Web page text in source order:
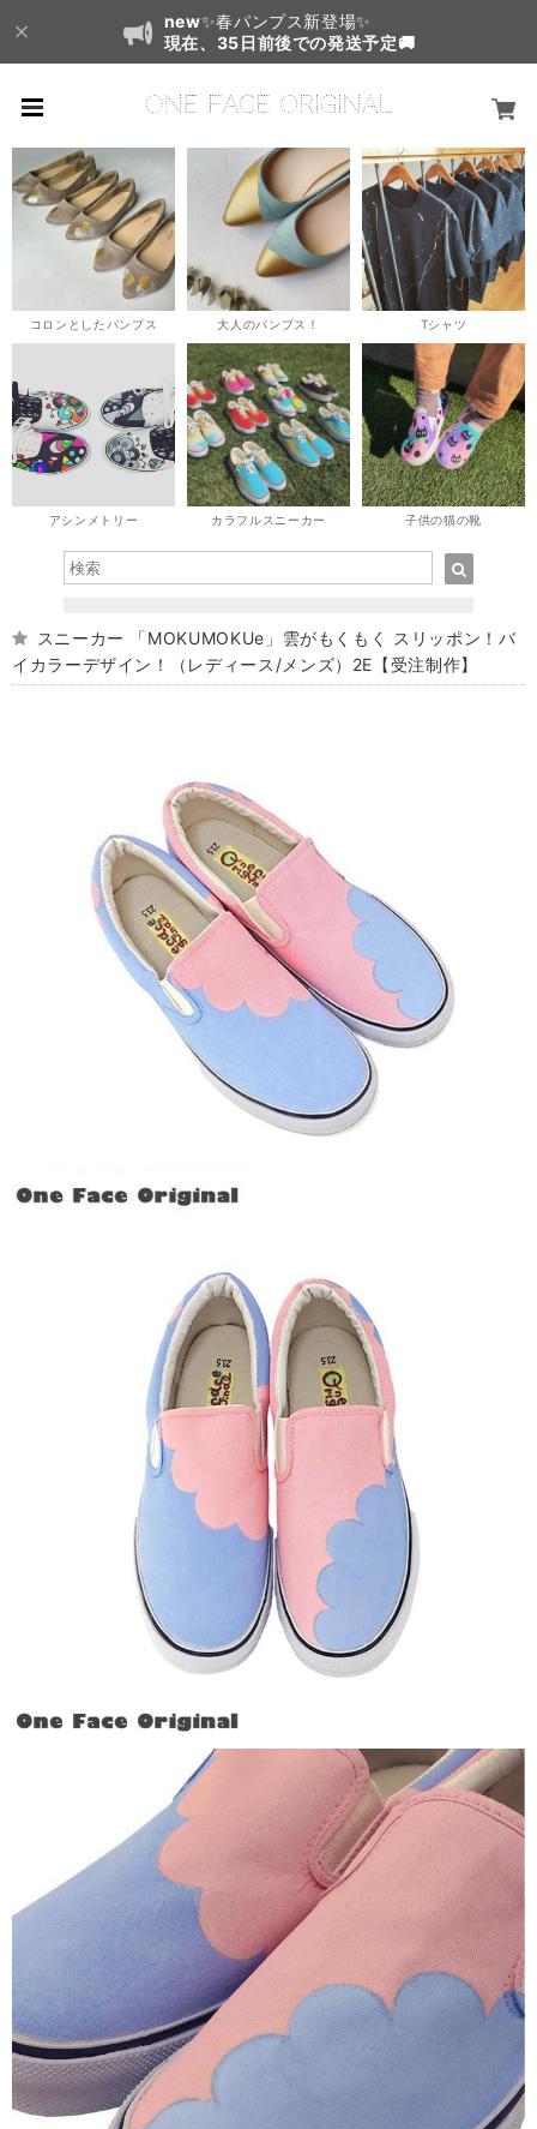
new✨春パンプス新登場✨
現在、35日前後での発送予定🚚
コロンとしたパンプス 大人のパンプス！ Tシャツ
アシンメトリー カラフルスニーカー 子供の猫の靴
スニーカー 「MOKUMOKUe」雲がもくもく スリッポン！バ
イカラーデザイン！（レディース/メンズ）2E【受注制作】